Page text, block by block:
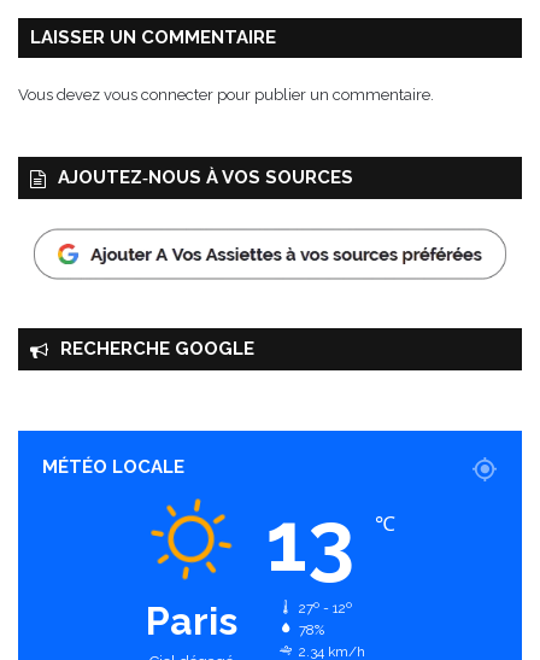
LAISSER UN COMMENTAIRE
Vous devez vous connecter pour publier un commentaire.
AJOUTEZ‑NOUS À VOS SOURCES
RECHERCHE GOOGLE
MÉTÉO LOCALE
Paris
13 ℃
27º - 12º
78%
2.34 km/h